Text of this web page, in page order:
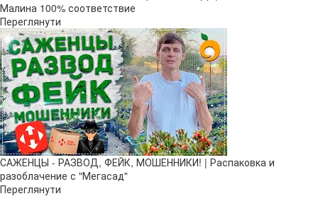
Малина 100% соответствие
Переглянути
САЖЕНЦЫ - РАЗВОД, ФЕЙК, МОШЕННИКИ! | Распаковка и
разоблачение с "Мегасад"
Переглянути